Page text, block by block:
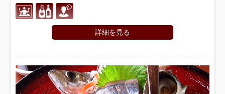
詳細を見る